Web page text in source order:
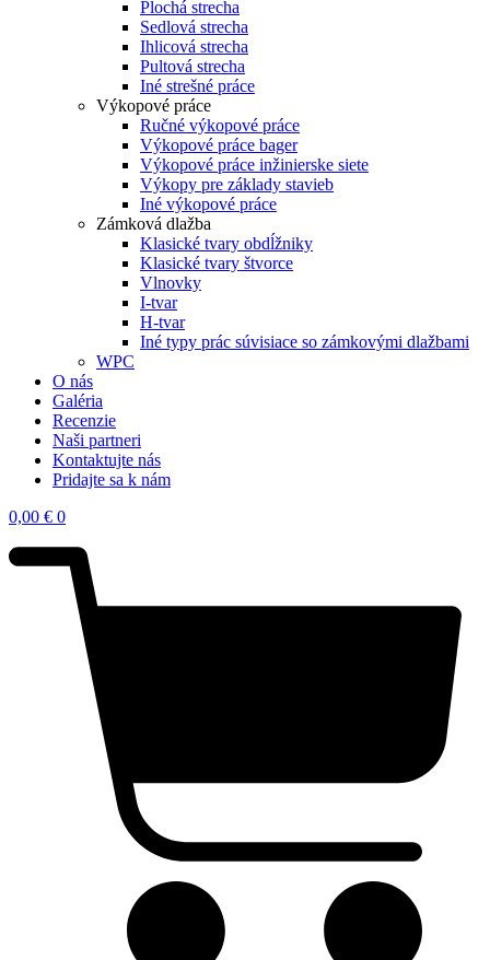
Plochá strecha
Sedlová strecha
Ihlicová strecha
Pultová strecha
Iné strešné práce
Výkopové práce
Ručné výkopové práce
Výkopové práce bager
Výkopové práce inžinierske siete
Výkopy pre základy stavieb
Iné výkopové práce
Zámková dlažba
Klasické tvary obdĺžniky
Klasické tvary štvorce
Vlnovky
I-tvar
H-tvar
Iné typy prác súvisiace so zámkovými dlažbami
WPC
O nás
Galéria
Recenzie
Naši partneri
Kontaktujte nás
Pridajte sa k nám
0,00 € 0